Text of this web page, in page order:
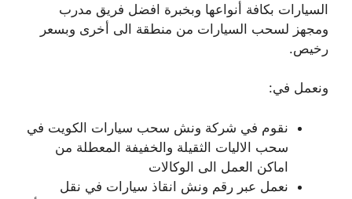
السيارات بكافة أنواعها وبخبرة افضل فريق مدرب
ومجهز لسحب السيارات من منطقة الى أخرى وبسعر
رخيص.
ونعمل في:
نقوم في شركة ونش سحب سيارات الكويت في
سحب الاليات الثقيلة والخفيفة المعطلة من
اماكن العمل الى الوكالات
نعمل عبر رقم ونش انقاذ سيارات في نقل